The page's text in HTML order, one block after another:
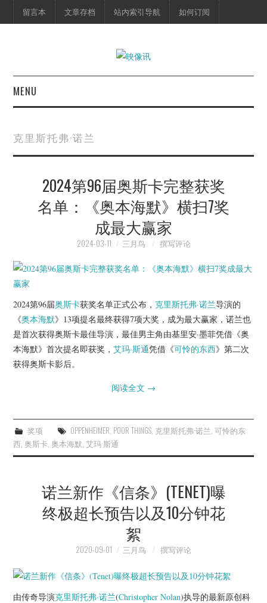
留言本 文章存档 站内索引导航 如何订阅
MENU
映像快讯
预告片
海报剧照
杂七杂八
美剧英剧
电影档期
推荐电影
克里斯托弗·诺兰
2024第96届奥斯卡完整获奖
名单：《奥本海默》横扫7奖
成最大赢家
2024-03-11 三月鸟 撰写评论
2024第96届奥斯卡获奖名单正式公布， 克里斯托弗·诺兰导演的
《奥本海默》13项提名最终获得7项大奖，成为最大赢家，诺兰也
是首次获得奥斯卡最佳导演，最佳男主角由基里安·墨菲凭借《奥
本海默》首次提名即获奖，艾玛·斯通凭借《可怜的东西》第二次
获得奥斯卡影后。
阅读全文 →
奖项 OPPENHEIMER, POOR THINGS, 克里斯托弗·诺兰, 可怜的东
西,奥斯卡,奥本海默,艾玛·斯通
诺兰新作《信条》(TENET)曝
终极超长预告以及10分钟花
絮
2020-09-01 三月鸟 撰写评论
由传奇导演克里斯托弗·诺兰(Christopher Nolan)执导的最新原创科